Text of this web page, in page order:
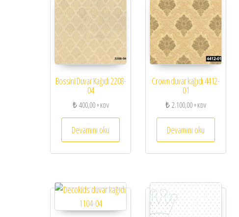
Bossini Duvar Kağıdı 2208-
04
₺400,00+ KDV
Devamını oku
Crown duvar kağıdı 4412-
01
₺2.100,00+ KDV
Devamını oku